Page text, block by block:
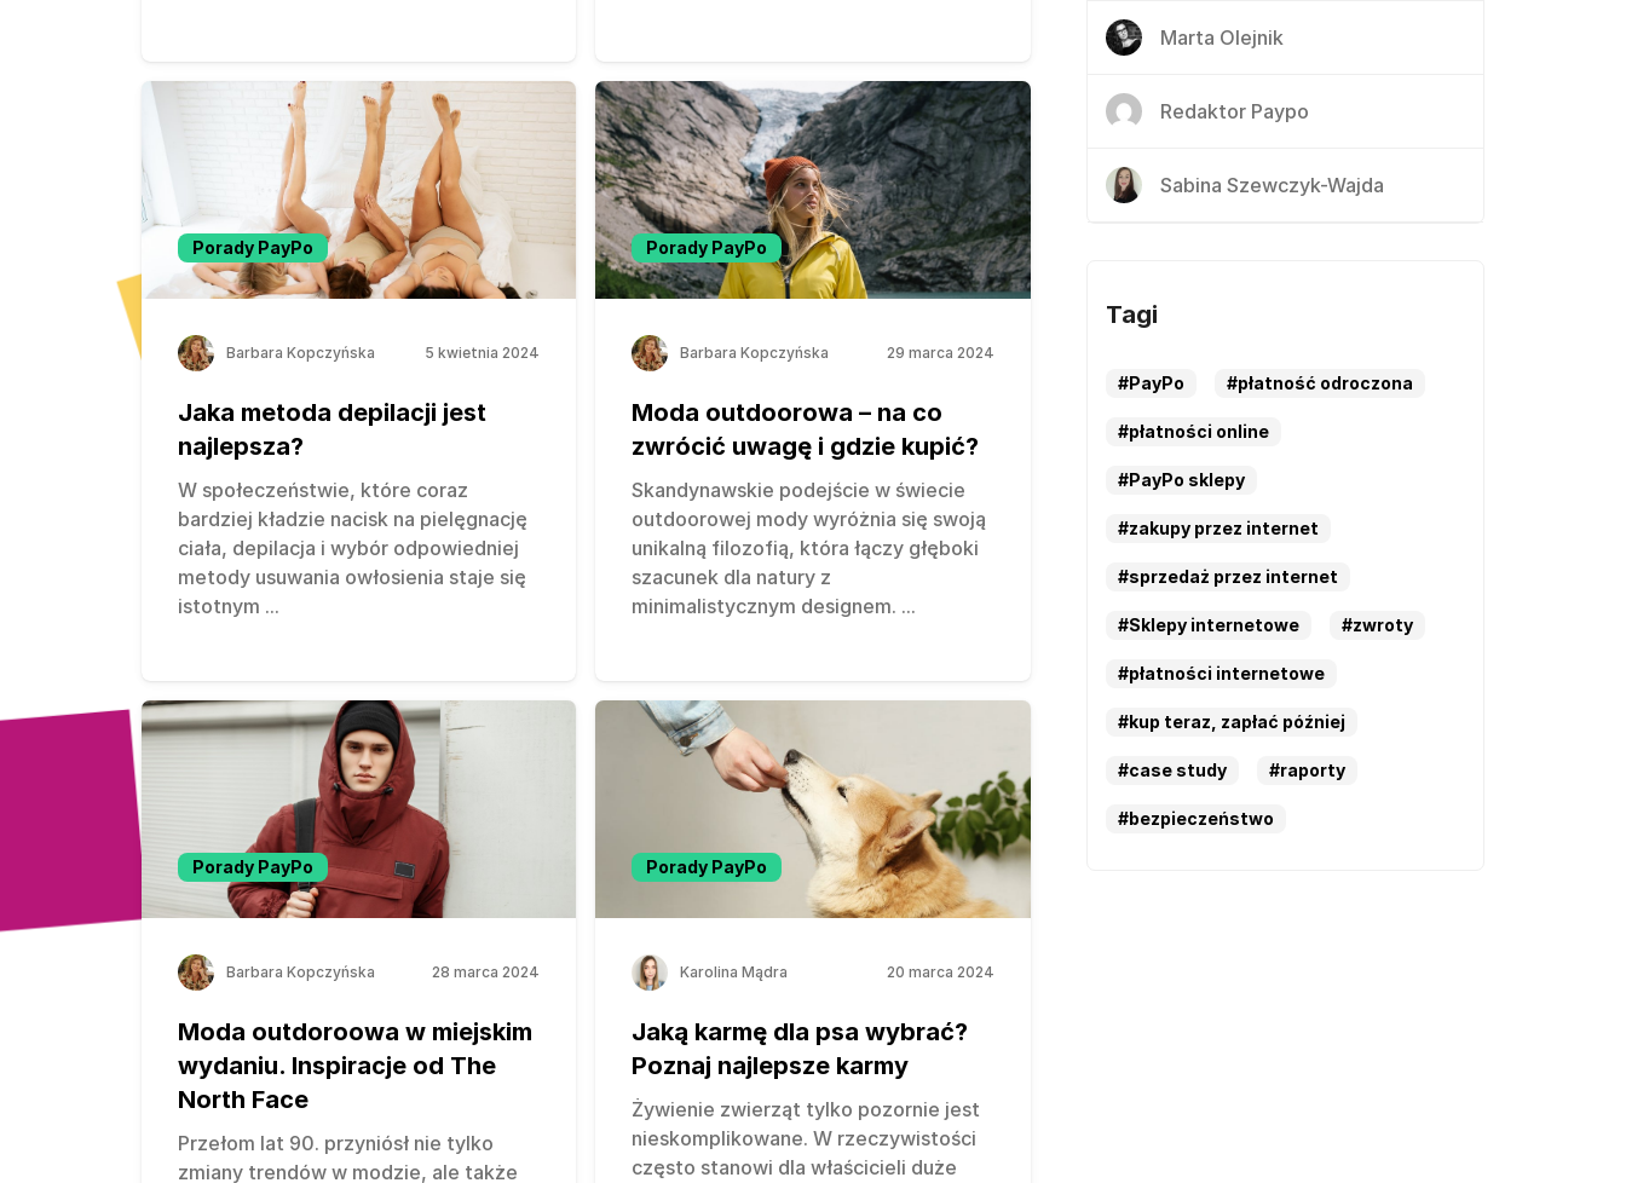
Porady PayPo
Barbara Kopczyńska 5 kwietnia 2024
Jaka metoda depilacji jest
najlepsza?
W społeczeństwie, które coraz
bardziej kładzie nacisk na pielęgnację
ciała, depilacja i wybór odpowiedniej
metody usuwania owłosienia staje się
istotnym ...
Porady PayPo
Barbara Kopczyńska 29 marca 2024
Moda outdoorowa – na co
zwrócić uwagę i gdzie kupić?
Skandynawskie podejście w świecie
outdoorowej mody wyróżnia się swoją
unikalną filozofią, która łączy głęboki
szacunek dla natury z
minimalistycznym designem. ...
Porady PayPo
Barbara Kopczyńska 28 marca 2024
Moda outdoroowa w miejskim
wydaniu. Inspiracje od The
North Face
Przełom lat 90. przyniósł nie tylko
zmiany trendów w modzie, ale także
Porady PayPo
Karolina Mądra 20 marca 2024
Jaką karmę dla psa wybrać?
Poznaj najlepsze karmy
Żywienie zwierząt tylko pozornie jest
nieskomplikowane. W rzeczywistości
często stanowi dla właścicieli duże
Marta Olejnik
Redaktor Paypo
Sabina Szewczyk-Wajda
Tagi
#PayPo #płatność odroczona
#płatności online
#PayPo sklepy
#zakupy przez internet
#sprzedaż przez internet
#Sklepy internetowe #zwroty
#płatności internetowe
#kup teraz, zapłać później
#case study #raporty
#bezpieczeństwo